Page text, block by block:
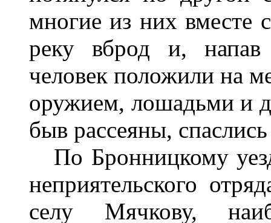
многие из них вместе
реку вброд и, напав
человек положили на
оружием, лошадьми и
быв рассеяны,
По Бронницкому
неприятельского
селу Мячкову,